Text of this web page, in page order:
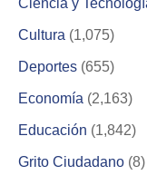
Ciencia y
Cultura (1,075)
Deportes (655)
Economía (2,163)
Educación (1,842)
Grito Ciudadano (8)